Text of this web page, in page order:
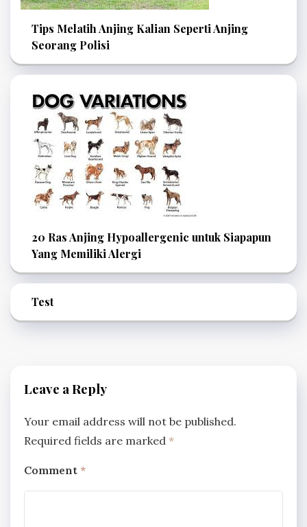
Tips Melatih Anjing Kalian Seperti Anjing
Seorang Polisi
20 Ras Anjing Hypoallergenic untuk Siapapun
Yang Memiliki Alergi
Test
Leave a Reply
Your email address will not be published.
Required fields are marked *
Comment *